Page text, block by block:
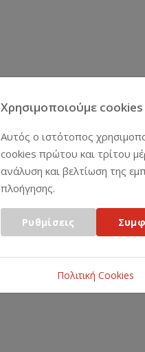
Χρησιμοποιούμε cookies
Αυτός ο ιστότοπος
cookies πρώτου και τρίτου
ανάλυση και βελτίωση της
πλοήγησης.
Ρυθμίσεις
Πολιτική Cookies